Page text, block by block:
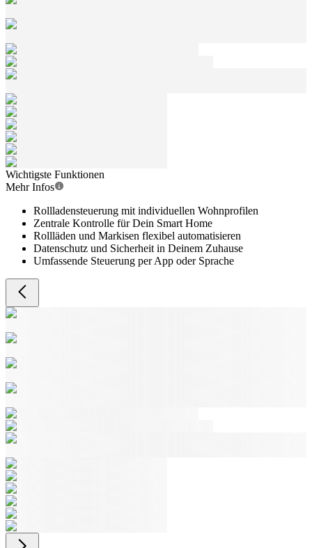
Wichtigste Funktionen
Mehr Infos
Rollladensteuerung mit individuellen Wohnprofilen
Zentrale Kontrolle für Dein Smart Home
Rollläden und Markisen flexibel automatisieren
Datenschutz und Sicherheit in Deinem Zuhause
Umfassende Steuerung per App oder Sprache